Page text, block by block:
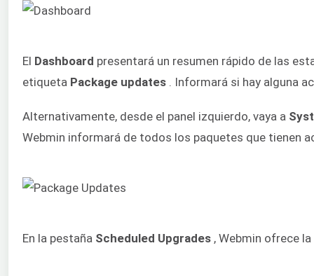
El Dashboard presentará un resumen rápido de las
etiqueta Package updates . Informará si hay alguna
Alternativamente, desde el panel izquierdo, vaya a
Webmin informará de todos los paquetes que tienen
En la pestaña Scheduled Upgrades , Webmin ofrece